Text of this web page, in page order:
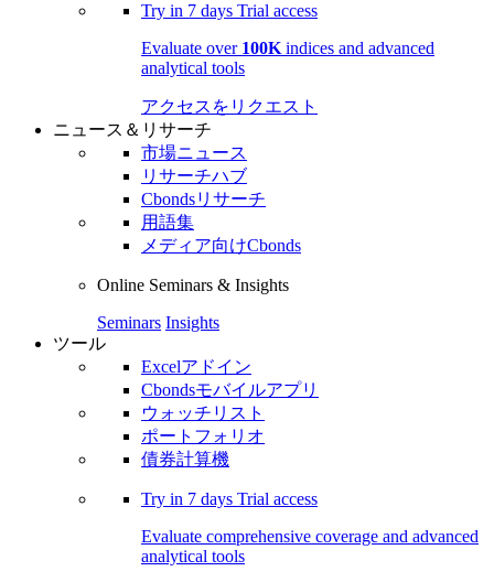
Try in 7 days Trial access
Evaluate over 100K indices and advanced
analytical tools
アクセスをリクエスト
ニュース＆リサーチ
市場ニュース
リサーチハブ
Cbondsリサーチ
用語集
メディア向けCbonds
Online Seminars & Insights
Seminars Insights
ツール
Excelアドイン
Cbondsモバイルアプリ
ウォッチリスト
ポートフォリオ
債券計算機
Try in 7 days Trial access
Evaluate comprehensive coverage and advanced
analytical tools